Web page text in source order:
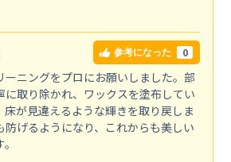
参考になった 0
ーニングをプロにお願いしました。部
に取り除かれ、ワックスを塗布してい
床が見違えるような輝きを取り戻しま
防げるようになり、これからも美しい